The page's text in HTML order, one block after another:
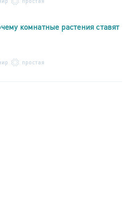
комнатные растения ставят
простая